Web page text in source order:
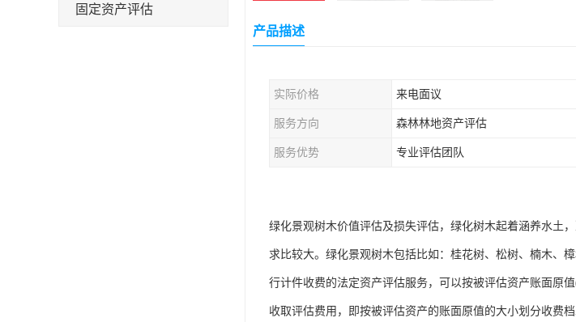
固定资产评估
产品描述
实际价格 来电面议
服务方向 森林林地资产评估
服务优势 专业评估团队
绿化景观树木价值评估及损失评估，绿化树木起着涵养水土
求比较大。绿化景观树木包括比如：桂花树、松树、楠木、
行计件收费的法定资产评估服务，可以按被评估资产账面原
收取评估费用，即按被评估资产的账面原值的大小划分收费